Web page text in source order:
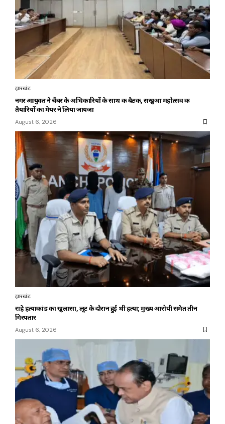
झारखंड
नगर आयुक्त ने चैंबर के अधिकारियों के साथ की बैठक, सखुआ महोत्सव की
तैयारियों का मेयर ने लिया जायजा
August 6, 2026
झारखंड
राहे हत्याकांड का खुलासा, लूट के दौरान हुई थी हत्या; मुख्य आरोपी समेत तीन
गिरफ्तार
August 6, 2026